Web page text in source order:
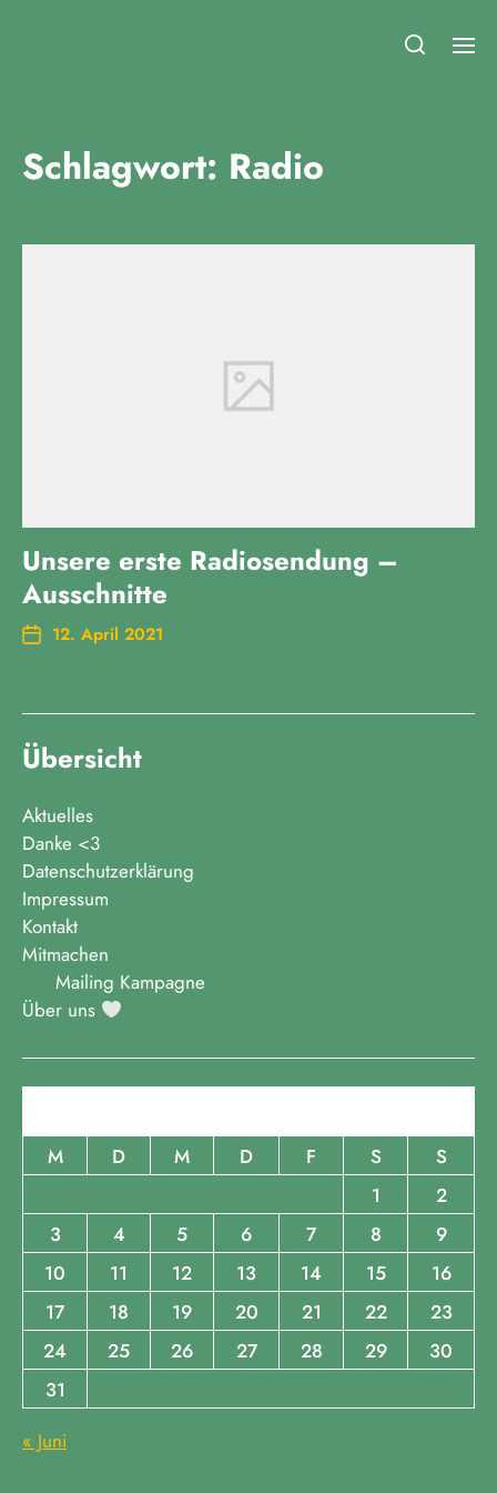
Schlagwort: Radio
Unsere erste Radiosendung –
Ausschnitte
12. April 2021
Übersicht
Aktuelles
Danke <3
Datenschutzerklärung
Impressum
Kontakt
Mitmachen
Mailing Kampagne
Über uns
M
D M D F S
S
1
2
3
4 5 6 7 8
9
10
11 12 13 14 15
16
17
18 19 20 21 22
23
24
25 26 27 28 29
30
31
« Juni